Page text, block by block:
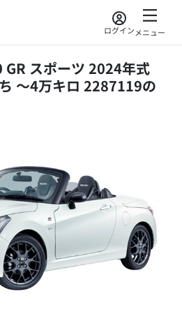
ログインメニュー
GR スポーツ 2024年式
～4万キロ 2287119の